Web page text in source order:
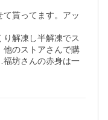
貰ってます。アッ
解凍し半解凍でス
他のストアさんで購
坊さんの赤身は一